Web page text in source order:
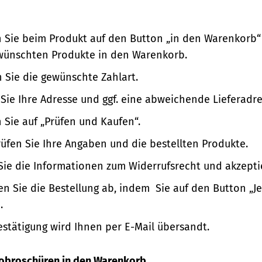
Sie beim Produkt auf den Button „in den
Produkte in den Warenkorb.
Sie die gewünschte Zahlart.
Ihre Adresse und ggf. eine abweichende
Sie auf „Prüfen und Kaufen“.
Sie Ihre Angaben und die bestellten Produkte.
die Informationen zum Widerrufsrecht und
Sie die Bestellung ab, indem Sie auf den Button
wird Ihnen per E-Mail übersandt.